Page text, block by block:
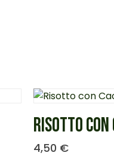
RISOTTO
4,50 €